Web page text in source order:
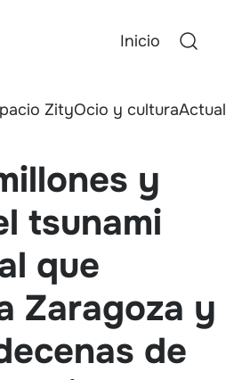
Inicio
ZityOcio y cultura
y
tsunami
que
Zaragoza y
de